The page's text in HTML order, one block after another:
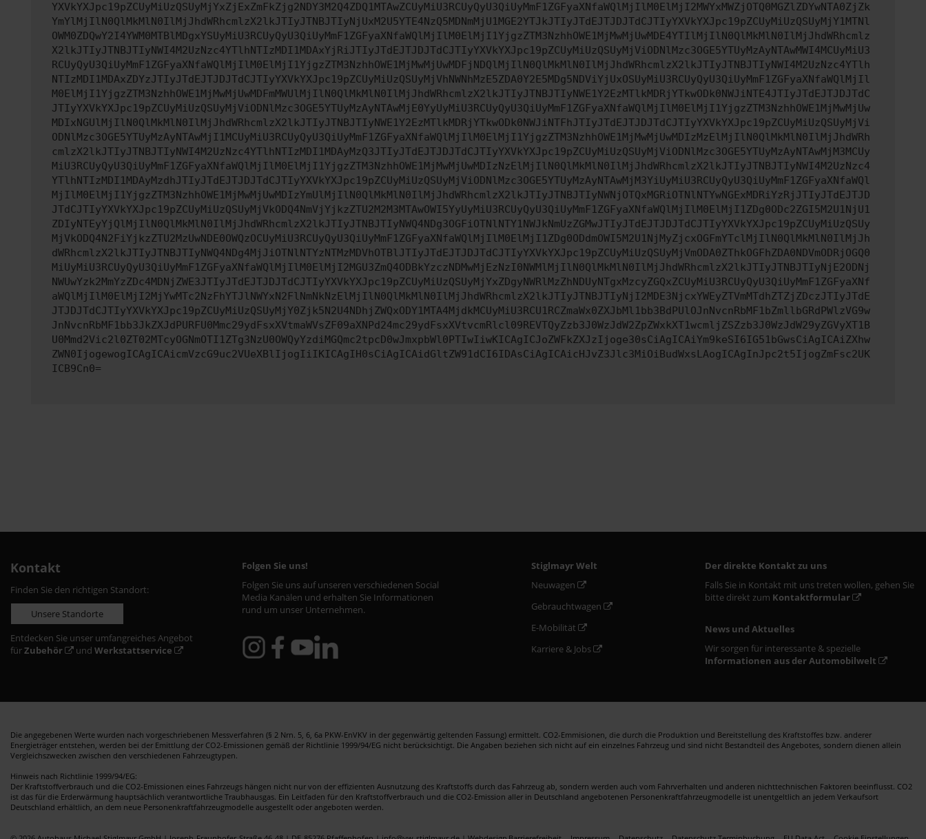
YXVkYXJpc19pZCUyMiUzQSUyMjYxZjExZmFkZjg2NDY3M2Q4ZDQ1MTAwZCUyMiU3RCUyQyU3QiUyMmF1ZGFyaXNfaWQlMjIlM0ElMjI2MWYxMWZjOTQ0MGZlZDYwNTA0ZjZk
YmYlMjIlN0QlMkMlN0IlMjJhdWRhcmlzX2lkJTIyJTNBJTIyNjUxM2U5YTE4NzQ5MDNmMjU1MGE2YTJkJTIyJTdEJTJDJTdCJTIyYXVkYXJpc19pZCUyMiUzQSUyMjY1MTNl
OWM0ZDQwY2I4YWM0MTBlMDgxYSUyMiU3RCUyQyU3QiUyMmF1ZGFyaXNfaWQlMjIlM0ElMjI1YjgzZTM3NzhhOWE1MjMwMjUwMDE4YTIlMjIlN0QlMkMlN0IlMjJhdWRhcmlz
X2lkJTIyJTNBJTIyNWI4M2UzNzc4YTlhNTIzMDI1MDAxYjRiJTIyJTdEJTJDJTdCJTIyYXVkYXJpc19pZCUyMiUzQSUyMjViODNlMzc3OGE5YTUyMzAyNTAwMWI4MCUyMiU3
RCUyQyU3QiUyMmF1ZGFyaXNfaWQlMjIlM0ElMjI1YjgzZTM3NzhhOWE1MjMwMjUwMDFjNDQlMjIlN0QlMkMlN0IlMjJhdWRhcmlzX2lkJTIyJTNBJTIyNWI4M2UzNzc4YTlh
NTIzMDI1MDAxZDYzJTIyJTdEJTJDJTdCJTIyYXVkYXJpc19pZCUyMiUzQSUyMjVhNWNhMzE5ZDA0Y2E5MDg5NDViYjUxOSUyMiU3RCUyQyU3QiUyMmF1ZGFyaXNfaWQlMjIl
M0ElMjI1YjgzZTM3NzhhOWE1MjMwMjUwMDFmMWUlMjIlN0QlMkMlN0IlMjJhdWRhcmlzX2lkJTIyJTNBJTIyNWE1Y2EzMTlkMDRjYTkwODk0NWJiNTE4JTIyJTdEJTJDJTdC
JTIyYXVkYXJpc19pZCUyMiUzQSUyMjViODNlMzc3OGE5YTUyMzAyNTAwMjE0YyUyMiU3RCUyQyU3QiUyMmF1ZGFyaXNfaWQlMjIlM0ElMjI1YjgzZTM3NzhhOWE1MjMwMjUw
MDIxNGUlMjIlN0QlMkMlN0IlMjJhdWRhcmlzX2lkJTIyJTNBJTIyNWE1Y2EzMTlkMDRjYTkwODk0NWJiNTFhJTIyJTdEJTJDJTdCJTIyYXVkYXJpc19pZCUyMiUzQSUyMjVi
ODNlMzc3OGE5YTUyMzAyNTAwMjI1MCUyMiU3RCUyQyU3QiUyMmF1ZGFyaXNfaWQlMjIlM0ElMjI1YjgzZTM3NzhhOWE1MjMwMjUwMDIzMzElMjIlN0QlMkMlN0IlMjJhdWRh
cmlzX2lkJTIyJTNBJTIyNWI4M2UzNzc4YTlhNTIzMDI1MDAyMzQ3JTIyJTdEJTJDJTdCJTIyYXVkYXJpc19pZCUyMiUzQSUyMjViODNlMzc3OGE5YTUyMzAyNTAwMjM3MCUy
MiU3RCUyQyU3QiUyMmF1ZGFyaXNfaWQlMjIlM0ElMjI1YjgzZTM3NzhhOWE1MjMwMjUwMDIzNzElMjIlN0QlMkMlN0IlMjJhdWRhcmlzX2lkJTIyJTNBJTIyNWI4M2UzNzc4
YTlhNTIzMDI1MDAyMzdhJTIyJTdEJTJDJTdCJTIyYXVkYXJpc19pZCUyMiUzQSUyMjViODNlMzc3OGE5YTUyMzAyNTAwMjM3YiUyMiU3RCUyQyU3QiUyMmF1ZGFyaXNfaWQl
MjIlM0ElMjI1YjgzZTM3NzhhOWE1MjMwMjUwMDIzYmUlMjIlN0QlMkMlN0IlMjJhdWRhcmlzX2lkJTIyJTNBJTIyNWNjOTQxMGRiOTNlNTYwNGExMDRiYzRjJTIyJTdEJTJD
JTdCJTIyYXVkYXJpc19pZCUyMiUzQSUyMjVkODQ4NmVjYjkzZTU2M2M3MTAwOWI5YyUyMiU3RCUyQyU3QiUyMmF1ZGFyaXNfaWQlMjIlM0ElMjI1ZDg0ODc2ZGI5M2U1NjU1
ZDIyNTEyYjQlMjIlN0QlMkMlN0IlMjJhdWRhcmlzX2lkJTIyJTNBJTIyNWQ4NDg3OGFiOTNlNTY1NWJkNmUzZGMwJTIyJTdEJTJDJTdCJTIyYXVkYXJpc19pZCUyMiUzQSUy
MjVkODQ4N2FiYjkzZTU2MzUwNDE0OWQzOCUyMiU3RCUyQyU3QiUyMmF1ZGFyaXNfaWQlMjIlM0ElMjI1ZDg0ODdmOWI5M2U1NjMyZjcxOGFmYTclMjIlN0QlMkMlN0IlMjJh
dWRhcmlzX2lkJTIyJTNBJTIyNWQ4NDg4MjJiOTNlNTYzNTMzMDVhOTBlJTIyJTdEJTJDJTdCJTIyYXVkYXJpc19pZCUyMiUzQSUyMjVmODA0ZThkOGFhZDA0NDVmODRjOGQ0
MiUyMiU3RCUyQyU3QiUyMmF1ZGFyaXNfaWQlMjIlM0ElMjI2MGU3ZmQ4ODBkYzczNDMwMjEzNzI0NWMlMjIlN0QlMkMlN0IlMjJhdWRhcmlzX2lkJTIyJTNBJTIyNjE2ODNj
NWUwYzk2MmYzZDc4MDNjZWE3JTIyJTdEJTJDJTdCJTIyYXVkYXJpc19pZCUyMiUzQSUyMjYxZDgyNWRlMzZhNDUyNTgxMzcyZGQxZCUyMiU3RCUyQyU3QiUyMmF1ZGFyaXNf
aWQlMjIlM0ElMjI2MjYwMTc2NzFhYTJlNWYxN2FlNmNkNzElMjIlN0QlMkMlN0IlMjJhdWRhcmlzX2lkJTIyJTNBJTIyNjI2MDE3NjcxYWEyZTVmMTdhZTZjZDczJTIyJTdE
JTJDJTdCJTIyYXVkYXJpc19pZCUyMiUzQSUyMjY0Zjk5N2U4NDhjZWQxODY1MTA4MjdkMCUyMiU3RCU1RCZmaWx0ZXJbMl1bb3BdPUlOJnNvcnRbMF1bZmllbGRdPWlzVG9w
JnNvcnRbMF1bb3JkZXJdPURFU0Mmc29ydFsxXVtmaWVsZF09aXNPd24mc29ydFsxXVtvcmRlcl09REVTQyZzb3J0WzJdW2ZpZWxkXT1wcmljZSZzb3J0WzJdW29yZGVyXT1B
U0Mmd2Vic2l0ZT02MTcyOGNmOTI1ZTg3NzU0OWQyYzdiMGQmc2tpcD0wJmxpbWl0PTIwIiwKICAgICJoZWFkZXJzIjoge30sCiAgICAiYm9keSI6IG51bGwsCiAgICAiZXhw
ZWN0IjogewogICAgICAicmVzcG9uc2VUeXBlIjogIiIKICAgIH0sCiAgICAidGltZW91dCI6IDAsCiAgICAicHJvZ3Jlc3MiOiBudWxsLAogICAgInJpc2t5IjogZmFsc2UK
ICB9Cn0=
Kontakt
Finden Sie den richtigen Standort:
Unsere Standorte
Entdecken Sie unser umfangreiches Angebot
fürZubehör und Werkstattservice
Folgen Sie uns!
Folgen Sie uns auf unseren verschiedenen Social
Media Kanälen und erhalten Sie Informationen
rund um unser Unternehmen.
Stiglmayr Welt
Neuwagen
Gebrauchtwagen
E-Mobilität
Karriere & Jobs
Der direkte Kontakt zu uns
Falls Sie in Kontakt mit uns treten wollen, gehen Sie
bitte direkt zum Kontaktformular
News und Aktuelles
Wir sorgen für interessante & spezielle
Informationen aus der Automobilwelt
Die angegebenen Werte wurden nach vorgeschriebenen Messverfahren (§ 2 Nrn. 5, 6, 6a PKW-EnVKV in der gegenwärtig geltenden Fassung) ermittelt. CO2-Emmisionen, die durch die Produktion und Bereitstellung des Kraftstoffes bzw. anderer
Energieträger entstehen, werden bei der Emittlung der CO2-Emissionen gemäß der Richtlinie 1999/94/EG nicht berücksichtigt. Die Angaben beziehen sich nicht auf ein einzelnes Fahrzeug und sind nicht Bestandteil des Angebotes, sondern dienen allein
Vergleichszwecken zwischen den verschiedenen Fahrzeugtypen.
Hinweis nach Richtlinie 1999/94/EG:
Der Kraftstoffverbrauch und die CO2-Emissionen eines Fahrzeugs hängen nicht nur von der effizienten Ausnutzung des Kraftstoffs durch das Fahrzeug ab, sondern werden auch vom Fahrverhalten und anderen nichttechnischen Faktoren beeinflusst. CO2
ist das für die Erderwärmung hauptsächlich verantwortliche Traubhausgas. Ein Leitfaden für den Kraftstoffverbrauch und die CO2-Emission aller in Deutschland angebotenen Personenkraftfahrzeugmodelle ist unentgeltlich an jedem Verkaufsort
Deutschland erhältlich, an dem neue Personenkraftfahrzeugmodelle ausgestellt oder angeboten werden.